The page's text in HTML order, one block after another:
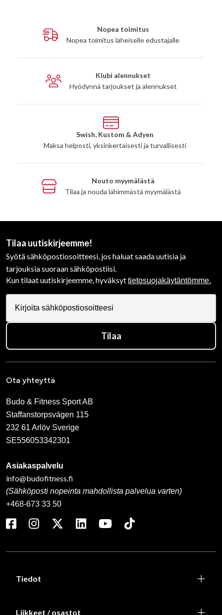
Nopea toimitus
Nopea toimitus läheiselle edustajalle
Klubi alennukset
Hyödynnä tarjoukset ja alennukset
Swish, Kustom & Adyen
Maksa helposti, yksinkertaisesti ja turvallisesti
Nouto myymälästä
Tilaa ja nouda lähimmästä myymälästä
Tilaa uutiskirjeemme!
Syötä sähköpostiosoitteesi, jos haluat saada uutisia ja
tarjouksia suoraan sähköpostiisi.
Kun tilaat uutiskirjeemme, hyväksyttietosuojakäytäntömme.
Tilaa
Ota yhteyttä
Budo & Fitness Sport AB
Staffanstorpsvägen 115
232 61 Arlöv Sverige
SE556053342301
Asiakaspalvelu
info@budofitness.fi
(Sähköposti nopeinta mahdollista palvelua varten)
+468-673 33 50
Tiedot
Liikkeet / osastot